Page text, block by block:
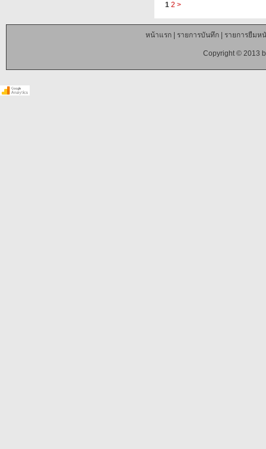
1 2 >
หน้าแรก| รายการบันทึก| รายการยืมห
Copyright © 2013